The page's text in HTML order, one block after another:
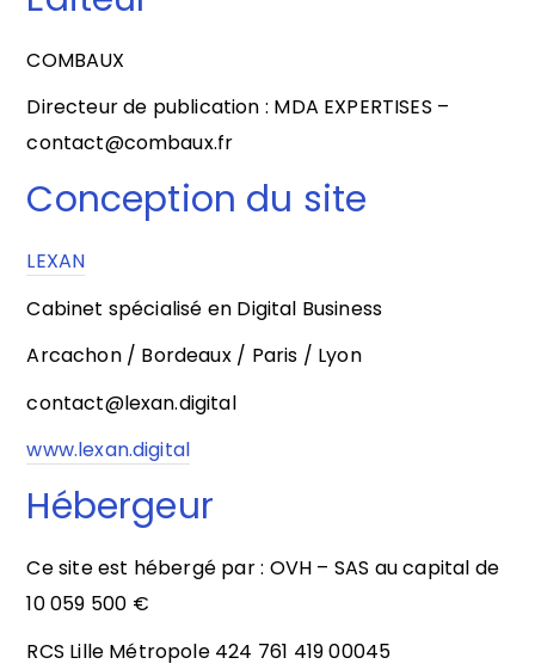
COMBAUX
Directeur de publication : MDA EXPERTISES –
contact@combaux.fr
Conception du site
LEXAN
Cabinet spécialisé en Digital Business
Arcachon / Bordeaux / Paris / Lyon
contact@lexan.digital
www.lexan.digital
Hébergeur
Ce site est hébergé par : OVH – SAS au capital de
10 059 500 €
RCS Lille Métropole 424 761 419 00045